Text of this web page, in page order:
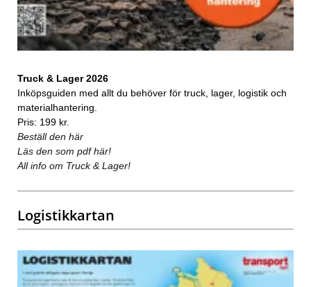
Truck & Lager 2026
Inköpsguiden med allt du behöver för truck, lager, logistik och
materialhantering.
Pris: 199 kr.
Beställ den här
Läs den som pdf här!
All info om Truck & Lager!
Logistikkartan